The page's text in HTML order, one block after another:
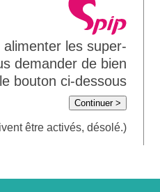
les super-
demander de bien
bouton ci-dessous
Continuer >
être activés, désolé.)